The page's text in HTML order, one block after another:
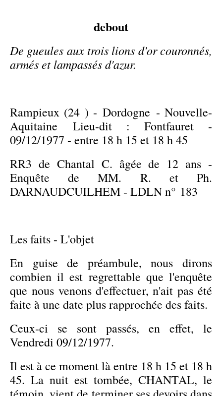
debout
De gueules aux trois lions d'or couronnés,
armés et lampassés d'azur.
Rampieux (24 ) - Dordogne - Nouvelle-
Aquitaine Lieu-dit : Fontfauret -
09/12/1977 - entre 18 h 15 et 18 h 45
RR3 de Chantal C. âgée de 12 ans -
Enquête de MM. R. et Ph.
DARNAUDCUILHEM - LDLN n° 183
Les faits - L'objet
En guise de préambule, nous dirons
combien il est regrettable que l'enquête
que nous venons d'effectuer, n'ait pas été
faite à une date plus rapprochée des faits.
Ceux-ci se sont passés, en effet, le
Vendredi 09/12/1977.
Il est à ce moment là entre 18 h 15 et 18 h
45. La nuit est tombée, CHANTAL, le